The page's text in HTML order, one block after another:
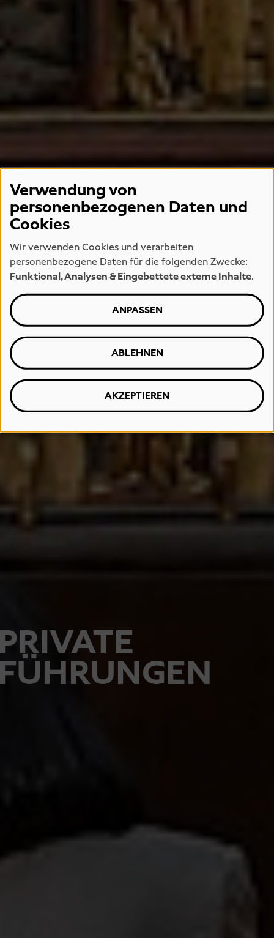
Verwendung von
personenbezogenen Daten und
Cookies
Wir verwenden Cookies und verarbeiten
personenbezogene Daten für die folgenden Zwecke:
Funktional, Analysen & Eingebettete externe Inhalte.
ANPASSEN
ABLEHNEN
AKZEPTIEREN